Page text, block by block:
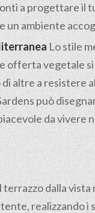
a progettare il
un ambiente
Lo stile
offerta vegetale
altre a resistere
può
da vivere
terrazzo dalla
realizzando i